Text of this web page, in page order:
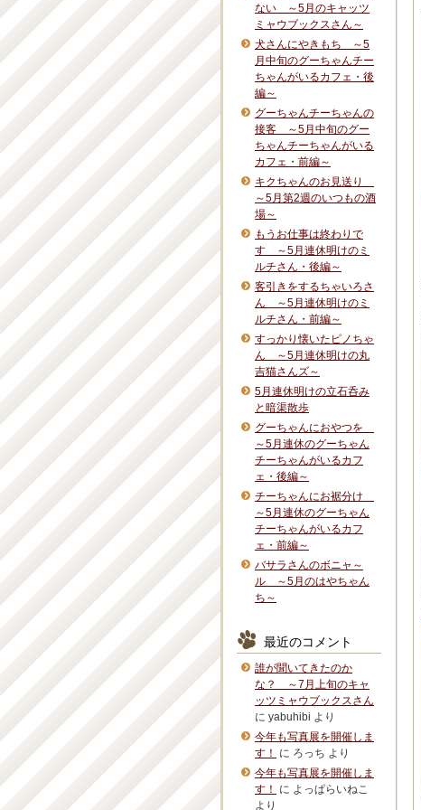
ない ～5月のキャッツ
ミャウブックスさん～
犬さんにやきもち ～5
月中旬のグーちゃんチー
ちゃんがいるカフェ・後
編～
グーちゃんチーちゃんの
接客 ～5月中旬のグー
ちゃんチーちゃんがいる
カフェ・前編～
キクちゃんのお見送り
～5月第2週のいつもの酒
場～
もうお仕事は終わりで
す ～5月連休明けのミ
ルチさん・後編～
客引きをするちゃいろさ
ん ～5月連休明けのミ
ルチさん・前編～
すっかり懐いたピノちゃ
ん ～5月連休明けの丸
吉猫さんズ～
5月連休明けの立石呑み
と暗渠散歩
グーちゃんにおやつを
～5月連休のグーちゃん
チーちゃんがいるカフ
ェ・後編～
チーちゃんにお裾分け
～5月連休のグーちゃん
チーちゃんがいるカフ
ェ・前編～
バサラさんのボニャ～
ル ～5月のはやちゃん
ち～
最近のコメント
誰が聞いてきたのか
な？ ～7月上旬のキャ
ッツミャウブックスさん
に yabuhibi より
今年も写真展を開催しま
す！
に ろっち より
今年も写真展を開催しま
す！
に よっぱらいねこ
より